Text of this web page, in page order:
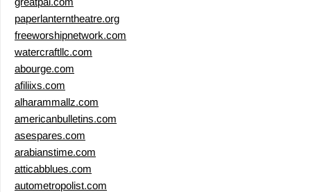
paperlanterntheatre.org
freeworshipnetwork.com
watercraftllc.com
abourge.com
afiliixs.com
alharammallz.com
americanbulletins.com
asespares.com
arabianstime.com
atticabblues.com
autometropolist.com